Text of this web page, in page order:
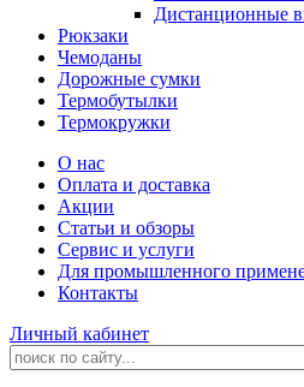
Дистанционные
Рюкзаки
Чемоданы
Дорожные сумки
Термобутылки
Термокружки
О нас
Оплата и доставка
Акции
Статьи и обзоры
Сервис и услуги
Для промышленного
Контакты
Личный кабинет